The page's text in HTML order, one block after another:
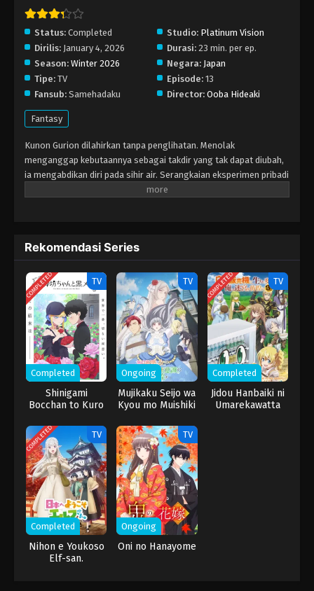
Majutsushi Kunon wa Mieteiru Episode 1
Eps 1 - Januari 4, 2026
Status: Completed Studio: Platinum Vision
Dirilis: January 4, 2026 Durasi: 23 min. per ep.
Season: Winter 2026 Negara: Japan
Tipe: TV Episode: 13
Fansub: Samehadaku Director: Ooba Hideaki
Fantasy
Kunon Gurion dilahirkan tanpa penglihatan. Menolak
menganggap kebutaannya sebagai takdir yang tak dapat diubah,
ia mengabdikan diri pada sihir air. Serangkaian eksperimen pribadi
yang dilakukannya dengan cepat mengungkap bakatnya, karena
dunia tanpa mengandalkan penglihatan biasa, membentuk air
menjadi konstruksi yang memungkinkannya menavigasi
sekelilingnya. Kepintarannya dan kemajuan yang pesat segera
menarik perhatian di luar kelas, menuntunnya pada jalur
penemuan yang menguji batas kemungkinan—dan juga batas
tubuhnya sendiri.
Rekomendasi Series
COMPLETED TV
Completed
Shinigami
Bocchan to Kuro
TV
Ongoing
Mujikaku Seijo wa
Kyou mo Muishiki
Tare Nagasu
COMPLETED TV
Completed
Jidou Hanbaiki ni
Umarekawatta
COMPLETED TV
Completed
Nihon e Youkoso
Elf-san.
TV
Ongoing
Oni no Hanayome